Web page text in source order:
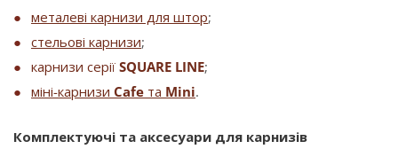
металеві карнизи для штор;
стельові карнизи;
карнизи серії SQUARE LINE;
міні-карнизи Cafe та Mini.
Комплектуючі та аксесуари для карнизів